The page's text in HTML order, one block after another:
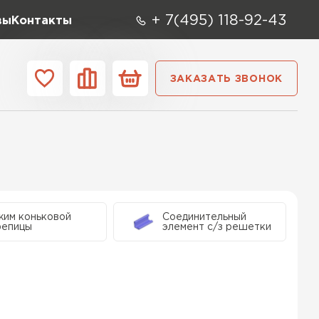
Контакты + 7(495) 118-92-43
ЗАКАЗАТЬ ЗВОНОК
коньковой
Соединительный
элемент с/з решетки
Контакты